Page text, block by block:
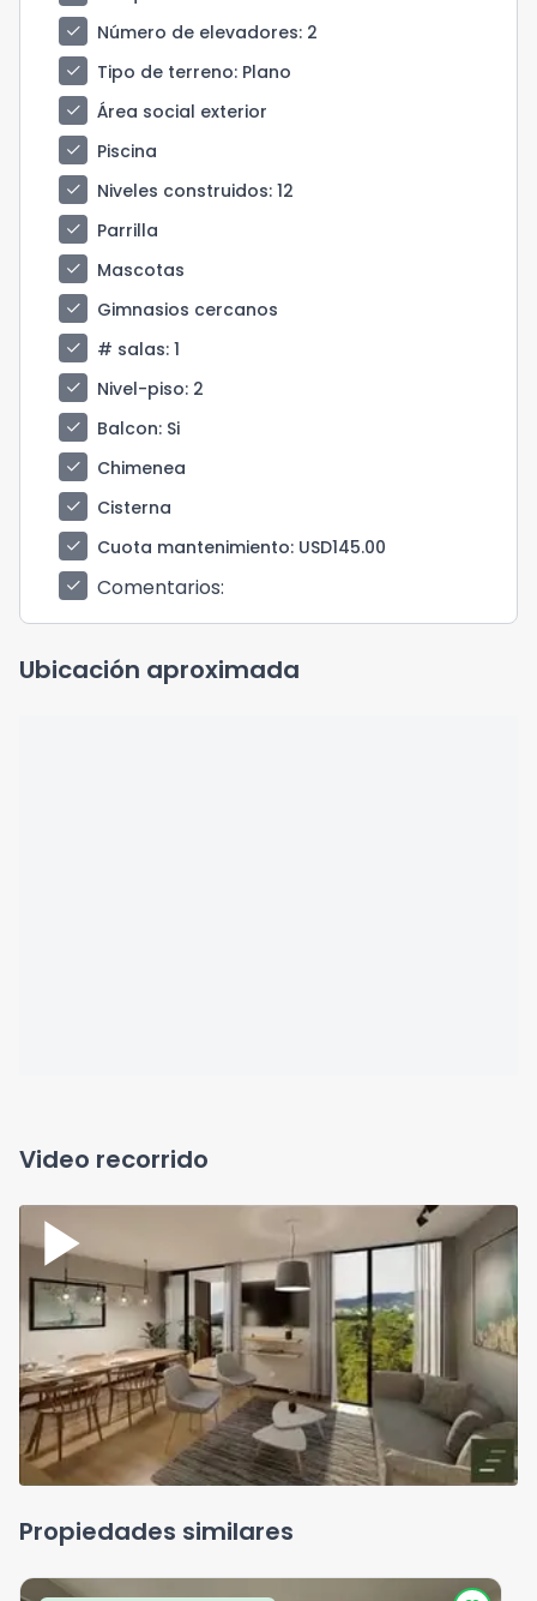
check
Número de elevadores: 2
check
Tipo de terreno: Plano
check
Área social exterior
check
Piscina
check
Niveles construidos: 12
check
Parrilla
check
Mascotas
check
Gimnasios cercanos
check
# salas: 1
check
Nivel-piso: 2
check
Balcon: Si
check
Chimenea
check
Cisterna
check
Cuota mantenimiento: USD145.00
check
Comentarios:
Ubicación aproximada
Video recorrido
Propiedades similares